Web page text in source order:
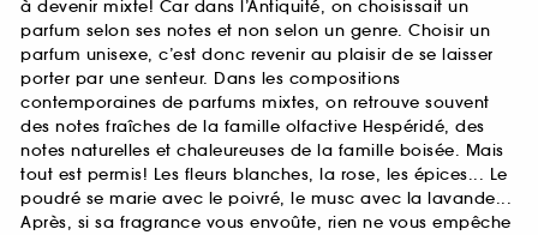
à devenir mixte! Car dans l’Antiquité, on choisissait un
parfum selon ses notes et non selon un genre. Choisir un
parfum unisexe, c’est donc revenir au plaisir de se laisser
porter par une senteur. Dans les compositions
contemporaines de parfums mixtes, on retrouve souvent
des notes fraîches de la famille olfactive Hespéridé, des
notes naturelles et chaleureuses de la famille boisée. Mais
tout est permis! Les fleurs blanches, la rose, les épices... Le
poudré se marie avec le poivré, le musc avec la lavande...
Après, si sa fragrance vous envoûte, rien ne vous empêche